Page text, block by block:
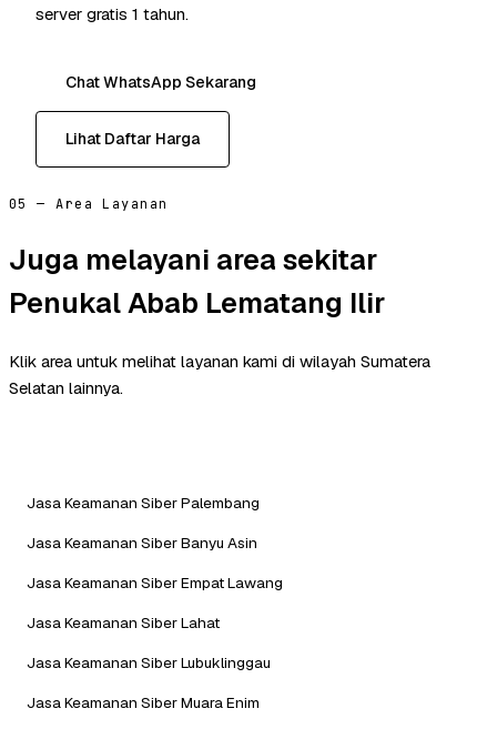
server gratis 1 tahun.
Chat WhatsApp Sekarang
Lihat Daftar Harga
05 — Area Layanan
Juga melayani area sekitar
Penukal Abab Lematang Ilir
Klik area untuk melihat layanan kami di wilayah Sumatera
Selatan lainnya.
Jasa Keamanan Siber Palembang
Jasa Keamanan Siber Banyu Asin
Jasa Keamanan Siber Empat Lawang
Jasa Keamanan Siber Lahat
Jasa Keamanan Siber Lubuklinggau
Jasa Keamanan Siber Muara Enim